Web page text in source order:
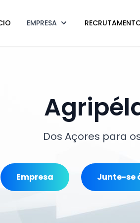
EMPRESA
Dos Açores para
Empresa Junte-se